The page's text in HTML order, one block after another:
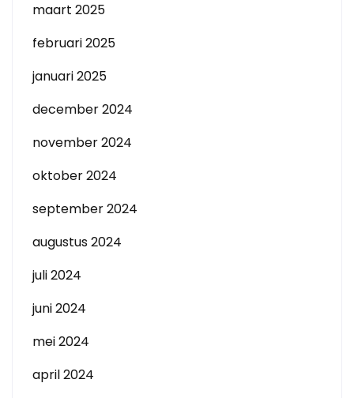
maart 2025
februari 2025
januari 2025
december 2024
november 2024
oktober 2024
september 2024
augustus 2024
juli 2024
juni 2024
mei 2024
april 2024